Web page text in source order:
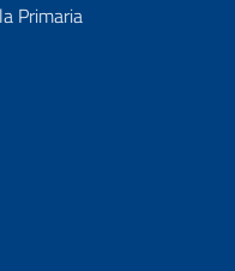
Primaria